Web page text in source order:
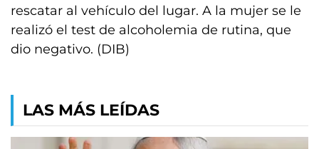
rescatar al vehículo del lugar. A la mujer se le
realizó el test de alcoholemia de rutina, que
dio negativo. (DIB)
LAS MÁS LEÍDAS